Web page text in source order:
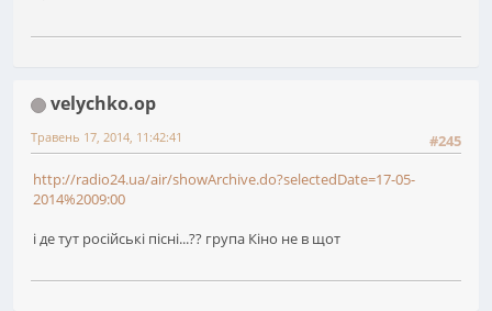
velychko.op
#245
Травень 17, 2014, 11:42:41
http://radio24.ua/air/showArchive.do?selectedDate=17-05-
2014%2009:00
і де тут російські пісні...?? група Кіно не в щот